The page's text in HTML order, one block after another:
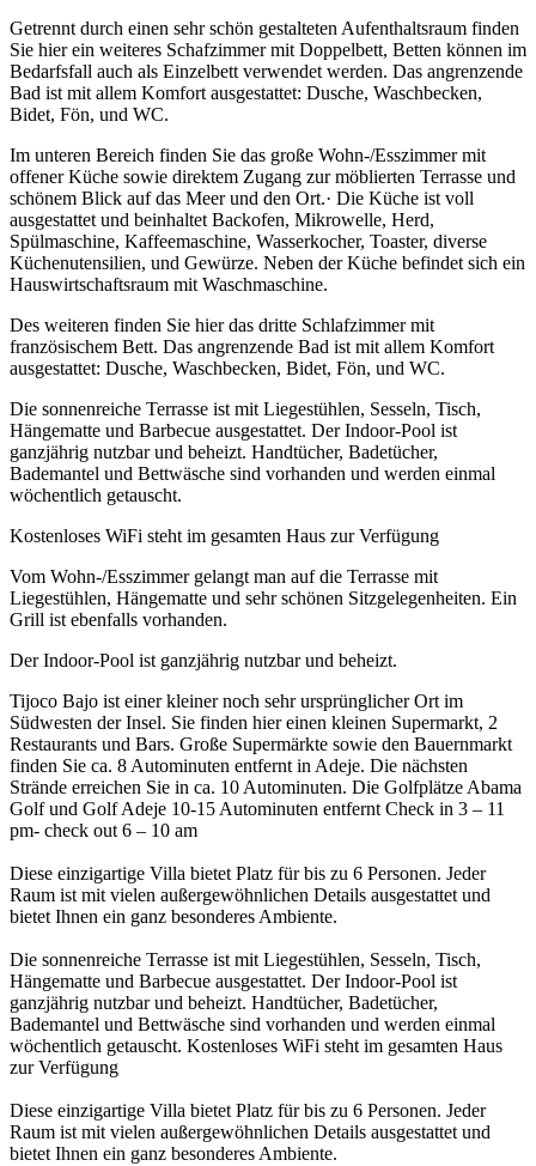
Getrennt durch einen sehr schön gestalteten Aufenthaltsraum finden
Sie hier ein weiteres Schafzimmer mit Doppelbett, Betten können im
Bedarfsfall auch als Einzelbett verwendet werden. Das angrenzende
Bad ist mit allem Komfort ausgestattet: Dusche, Waschbecken,
Bidet, Fön, und WC.
Im unteren Bereich finden Sie das große Wohn-/Esszimmer mit
offener Küche sowie direktem Zugang zur möblierten Terrasse und
schönem Blick auf das Meer und den Ort.· Die Küche ist voll
ausgestattet und beinhaltet Backofen, Mikrowelle, Herd,
Spülmaschine, Kaffeemaschine, Wasserkocher, Toaster, diverse
Küchenutensilien, und Gewürze. Neben der Küche befindet sich ein
Hauswirtschaftsraum mit Waschmaschine.
Des weiteren finden Sie hier das dritte Schlafzimmer mit
französischem Bett. Das angrenzende Bad ist mit allem Komfort
ausgestattet: Dusche, Waschbecken, Bidet, Fön, und WC.
Die sonnenreiche Terrasse ist mit Liegestühlen, Sesseln, Tisch,
Hängematte und Barbecue ausgestattet. Der Indoor-Pool ist
ganzjährig nutzbar und beheizt. Handtücher, Badetücher,
Bademantel und Bettwäsche sind vorhanden und werden einmal
wöchentlich getauscht.
Kostenloses WiFi steht im gesamten Haus zur Verfügung
Vom Wohn-/Esszimmer gelangt man auf die Terrasse mit
Liegestühlen, Hängematte und sehr schönen Sitzgelegenheiten. Ein
Grill ist ebenfalls vorhanden.
Der Indoor-Pool ist ganzjährig nutzbar und beheizt.
Tijoco Bajo ist einer kleiner noch sehr ursprünglicher Ort im
Südwesten der Insel. Sie finden hier einen kleinen Supermarkt, 2
Restaurants und Bars. Große Supermärkte sowie den Bauernmarkt
finden Sie ca. 8 Autominuten entfernt in Adeje. Die nächsten
Strände erreichen Sie in ca. 10 Autominuten. Die Golfplätze Abama
Golf und Golf Adeje 10-15 Autominuten entfernt Check in 3 – 11
pm- check out 6 – 10 am
Diese einzigartige Villa bietet Platz für bis zu 6 Personen. Jeder
Raum ist mit vielen außergewöhnlichen Details ausgestattet und
bietet Ihnen ein ganz besonderes Ambiente.
Die sonnenreiche Terrasse ist mit Liegestühlen, Sesseln, Tisch,
Hängematte und Barbecue ausgestattet. Der Indoor-Pool ist
ganzjährig nutzbar und beheizt. Handtücher, Badetücher,
Bademantel und Bettwäsche sind vorhanden und werden einmal
wöchentlich getauscht. Kostenloses WiFi steht im gesamten Haus
zur Verfügung
Diese einzigartige Villa bietet Platz für bis zu 6 Personen. Jeder
Raum ist mit vielen außergewöhnlichen Details ausgestattet und
bietet Ihnen ein ganz besonderes Ambiente.